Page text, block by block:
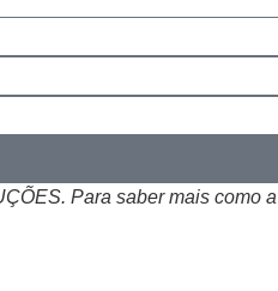
Para saber mais como a